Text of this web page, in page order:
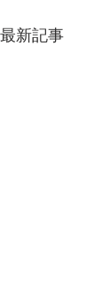
最新記事